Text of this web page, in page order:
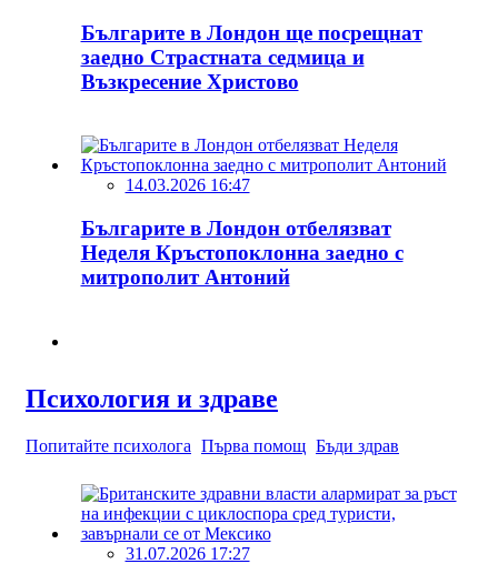
Българите в Лондон ще посрещнат
заедно Страстната седмица и
Възкресение Христово
14.03.2026 16:47
Българите в Лондон отбелязват
Неделя Кръстопоклонна заедно с
митрополит Антоний
Психология и здраве
Попитайте психолога Първа помощ Бъди здрав
31.07.2026 17:27